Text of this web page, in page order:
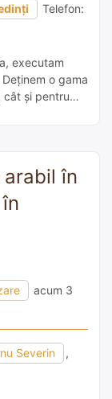
Telefon:
executam
o gama
cât și pentru
în
acum 3
Severin
,